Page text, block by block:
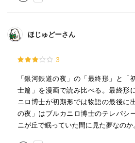
ほじゅどーさん
3
「銀河鉄道の夜」の「最終形」と「
士篇」を漫画で読み比べる。最終形
ニロ博士が初期形では物語の最後に
の夜」はブルカニロ博士のテレパシ
ニが丘で眠っていた間に見た夢なのか